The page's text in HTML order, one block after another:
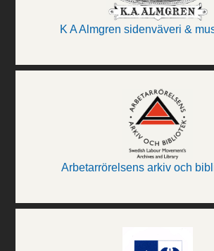
K A Almgren sidenväveri &
Arbetarrörelsens arkiv och